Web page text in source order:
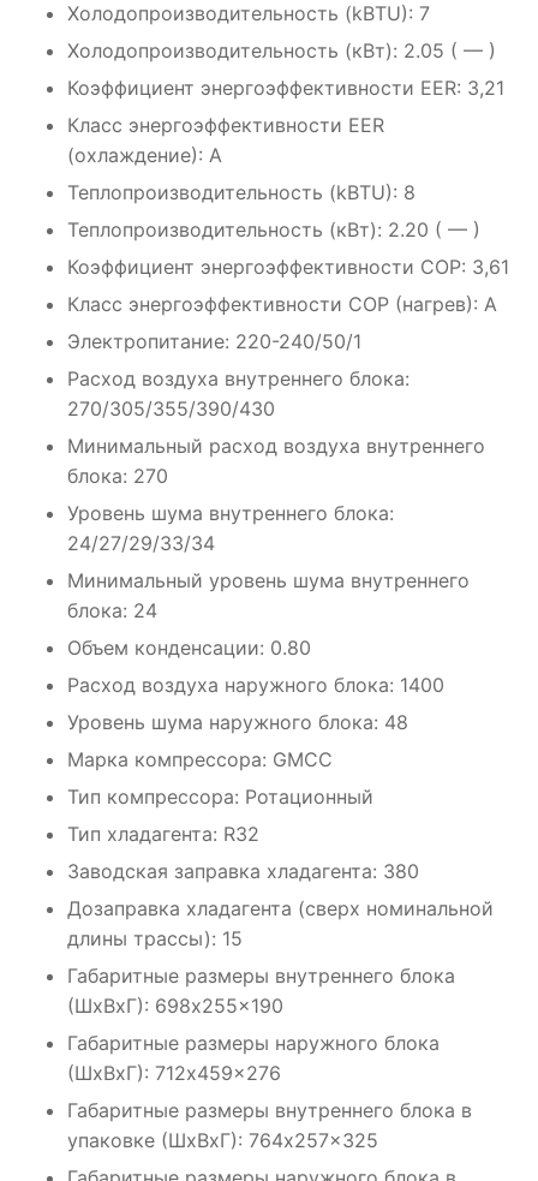
Холодопроизводительность (kBTU): 7
Холодопроизводительность (кВт): 2.05 ( — )
Коэффициент энергоэффективности EER: 3,21
Класс энергоэффективности EER
(охлаждение): A
Теплопроизводительность (kBTU): 8
Теплопроизводительность (кВт): 2.20 ( — )
Коэффициент энергоэффективности COP: 3,61
Класс энергоэффективности COP (нагрев): A
Электропитание: 220-240/50/1
Расход воздуха внутреннего блока:
270/305/355/390/430
Минимальный расход воздуха внутреннего
блока: 270
Уровень шума внутреннего блока:
24/27/29/33/34
Минимальный уровень шума внутреннего
блока: 24
Объем конденсации: 0.80
Расход воздуха наружного блока: 1400
Уровень шума наружного блока: 48
Марка компрессора: GMCC
Тип компрессора: Ротационный
Тип хладагента: R32
Заводская заправка хладагента: 380
Дозаправка хладагента (сверх номинальной
длины трассы): 15
Габаритные размеры внутреннего блока
(ШxВxГ): 698x255x190
Габаритные размеры наружного блока
(ШxВxГ): 712x459x276
Габаритные размеры внутреннего блока в
упаковке (ШxВxГ): 764x257x325